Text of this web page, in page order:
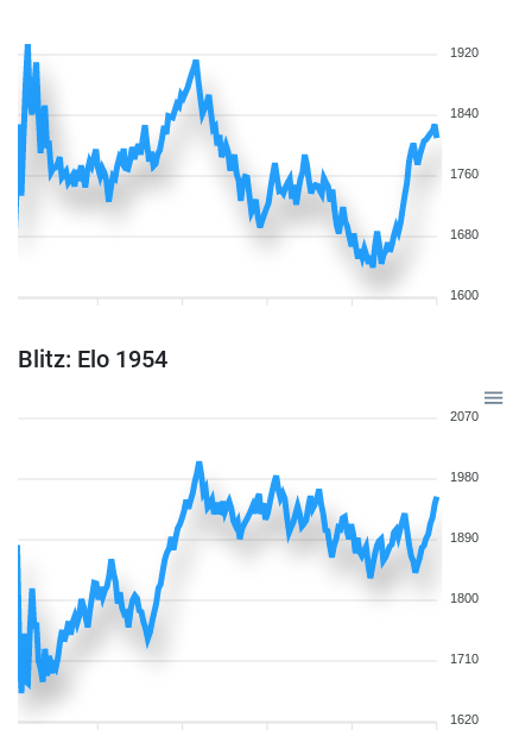
1920
1840
1760
1680
1600
Blitz: Elo 1954
2070
1980
1890
1800
1710
1620